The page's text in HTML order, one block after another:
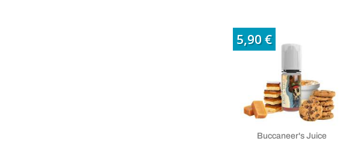
5,90 €
Buccaneer's Juice